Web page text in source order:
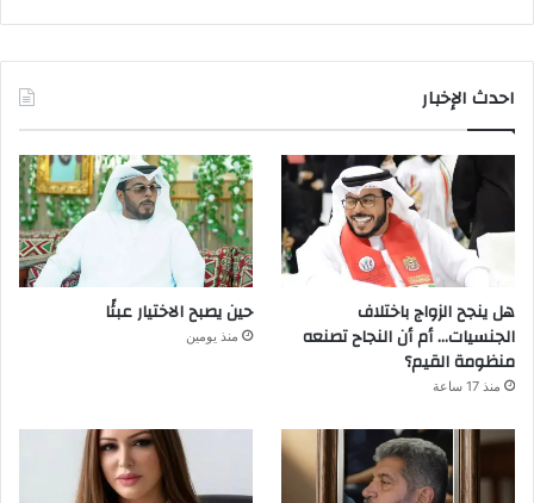
احدث الإخبار
هل ينجح الزواج باختلاف
الجنسيات… أم أن النجاح تصنعه
منظومة القيم؟
منذ 17 ساعة
حين يصبح الاختيار عبئًا
منذ يومين